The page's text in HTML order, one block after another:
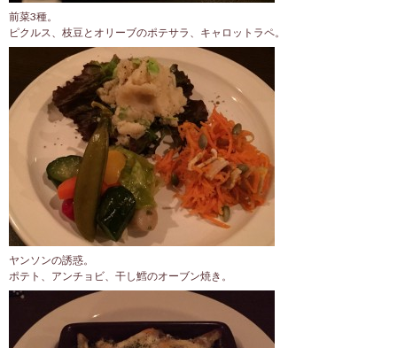
前菜3種。
ピクルス、枝豆とオリーブのポテサラ、キャロットラペ。
ヤンソンの誘惑。
ポテト、アンチョビ、干し鱈のオーブン焼き。